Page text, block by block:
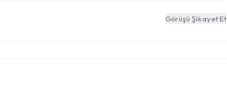
Görüşü Şikayet Et